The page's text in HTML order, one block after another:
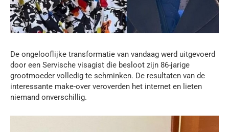
De ongelooflijke transformatie van vandaag werd uitgevoerd
door een Servische visagist die besloot zijn 86-jarige
grootmoeder volledig te schminken. De resultaten van de
interessante make-over veroverden het internet en lieten
niemand onverschillig.